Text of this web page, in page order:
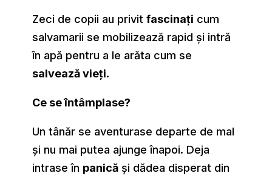
Zeci de copii au privit fascinați cum
salvamarii se mobilizează rapid și intră
în apă pentru a le arăta cum se
salvează vieți.
Ce se întâmplase?
Un tânăr se aventurase departe de mal
și nu mai putea ajunge înapoi. Deja
intrase în panicăși dădea disperat din